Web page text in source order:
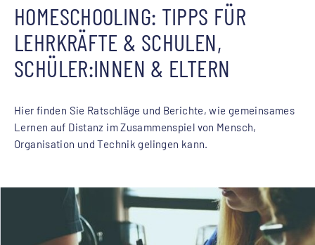
HOMESCHOOLING: TIPPS FÜR
LEHRKRÄFTE & SCHULEN,
SCHÜLER:INNEN & ELTERN
Hier finden Sie Ratschläge und Berichte, wie gemeinsames
Lernen auf Distanz im Zusammenspiel von Mensch,
Organisation und Technik gelingen kann.